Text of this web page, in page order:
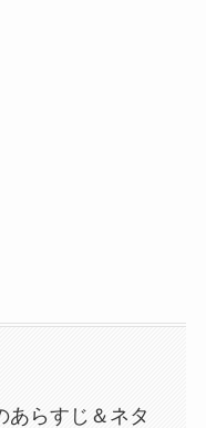
あらすじ＆ネタ